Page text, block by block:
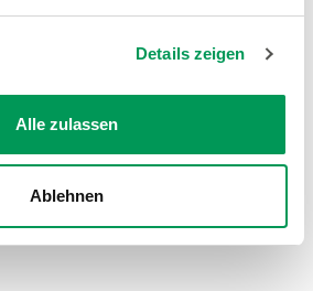
Details zeigen
Alle zulassen
Ablehnen